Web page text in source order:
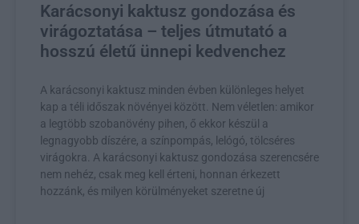
Karácsonyi kaktusz gondozása és
virágoztatása – teljes útmutató a
hosszú életű ünnepi kedvenchez
A karácsonyi kaktusz minden évben különleges helyet
kap a téli időszak növényei között. Nem véletlen: amikor
a legtöbb szobanövény pihen, ő ekkor készül a
legnagyobb díszére, a színpompás, lelógó, tölcséres
virágokra. A karácsonyi kaktusz gondozása szerencsére
nem nehéz, csak meg kell érteni, honnan érkezett
hozzánk, és milyen körülményeket szeretne új